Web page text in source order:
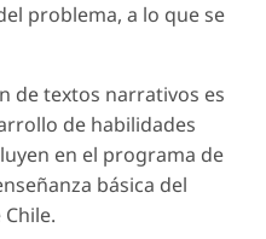
problema, a lo que se
de textos narrativos es
de habilidades
en el programa de
básica del